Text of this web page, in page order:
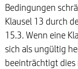
Bedingungen
Klausel 13 durch
15.3. Wenn eine
sich als ungültig
beeinträchtigt